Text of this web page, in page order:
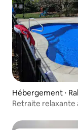
Hébergement ⋅
Retraite relaxante